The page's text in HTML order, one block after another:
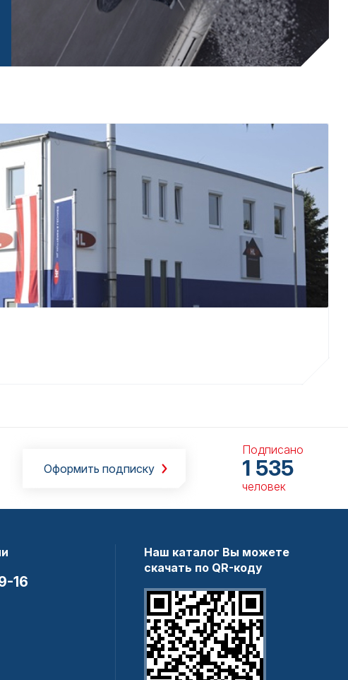
Оформить подписку
Подписано
1 535
человек
16
Наш каталог Вы можете
скачать по QR-коду